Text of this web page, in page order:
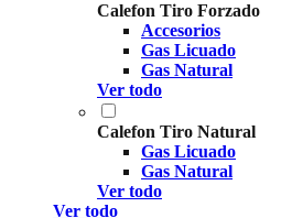
Calefon Tiro Forzado
Accesorios
Gas Licuado
Gas Natural
Ver todo
Calefon Tiro Natural
Gas Licuado
Gas Natural
Ver todo
Ver todo